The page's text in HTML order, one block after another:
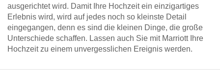
ausgerichtet wird. Damit Ihre Hochzeit ein einzigartiges
Erlebnis wird, wird auf jedes noch so kleinste Detail
eingegangen, denn es sind die kleinen Dinge, die große
Unterschiede schaffen. Lassen auch Sie mit Marriott Ihre
Hochzeit zu einem unvergesslichen Ereignis werden.